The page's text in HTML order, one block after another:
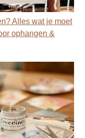
Alles wat je moet
ophangen &